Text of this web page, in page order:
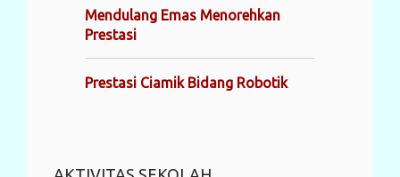
Mendulang Emas Menorehkan
Prestasi
Prestasi Ciamik Bidang Robotik